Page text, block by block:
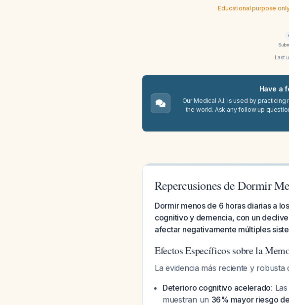
Educational purpose
Last
Have a
Our Medical A.I. is used by
the world. Ask any follow up
Repercusiones de Dormir
Dormir menos de 6 horas diarias a
cognitivo y demencia, con un
afectar negativamente múltiples
Efectos Específicos sobre la
La evidencia más reciente y
Deterioro cognitivo acelerado:
muestran un 36% mayor riesgo